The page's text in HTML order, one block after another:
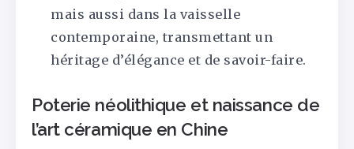
mais aussi dans la vaisselle
contemporaine, transmettant un
héritage d’élégance et de savoir-faire.
Poterie néolithique et naissance de
l’art céramique en Chine